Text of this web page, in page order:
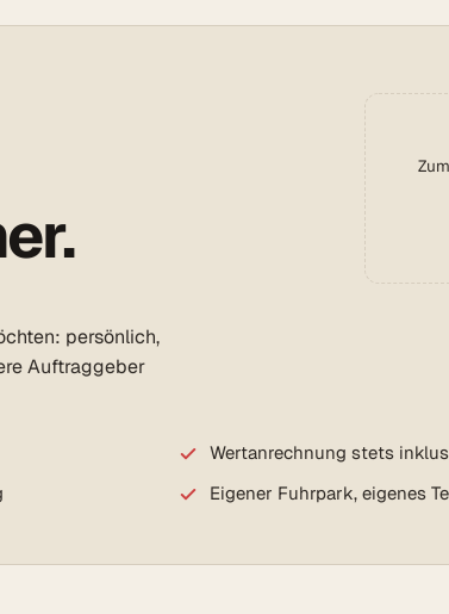
persönlich,
Auftraggeber
Wertanrechnung stets
Eigener Fuhrpark, eigenes